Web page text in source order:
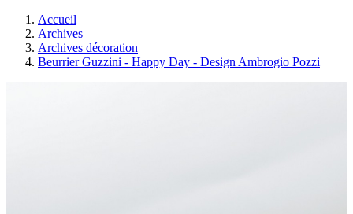
Accueil
Archives
Archives décoration
Beurrier Guzzini - Happy Day - Design Ambrogio Pozzi